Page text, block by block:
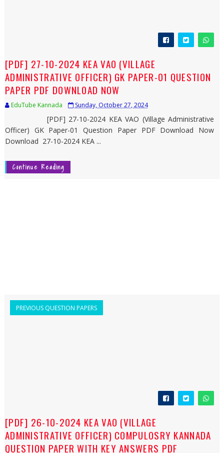
[PDF] 27-10-2024 KEA VAO (VILLAGE
ADMINISTRATIVE OFFICER) GK PAPER-01 QUESTION
PAPER PDF DOWNLOAD NOW
EduTube Kannada Sunday, October 27, 2024
[PDF] 27-10-2024 KEA VAO (Village Administrative
Officer) GK Paper-01 Question Paper PDF Download Now
Download 27-10-2024 KEA ...
Continue Reading
PREVIOUS QUESTION PAPERS
[PDF] 26-10-2024 KEA VAO (VILLAGE
ADMINISTRATIVE OFFICER) COMPULOSRY KANNADA
QUESTION PAPER WITH KEY ANSWERS PDF